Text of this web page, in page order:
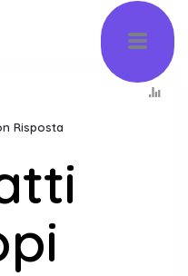
Risposta